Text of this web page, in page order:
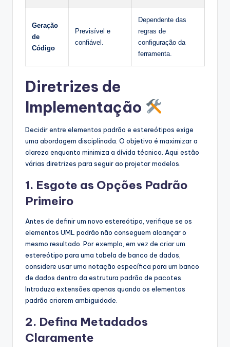
Geração
de
Código
Previsível e
confiável.
Dependente das
regras de
configuração da
ferramenta.
Diretrizes de
Implementação
Decidir entre elementos padrão e estereótipos exige
uma abordagem disciplinada. O objetivo é maximizar a
clareza enquanto minimiza a dívida técnica. Aqui estão
várias diretrizes para seguir ao projetar modelos.
1. Esgote as Opções Padrão
Primeiro
Antes de definir um novo estereótipo, verifique se os
elementos UML padrão não conseguem alcançar o
mesmo resultado. Por exemplo, em vez de criar um
estereótipo para uma tabela de banco de dados,
considere usar uma notação específica para um banco
de dados dentro da estrutura padrão de pacotes.
Introduza extensões apenas quando os elementos
padrão criarem ambiguidade.
2. Defina Metadados
Claramente